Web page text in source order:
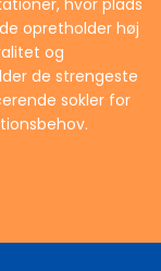
opretholder høj
og
de strengeste
sokler for